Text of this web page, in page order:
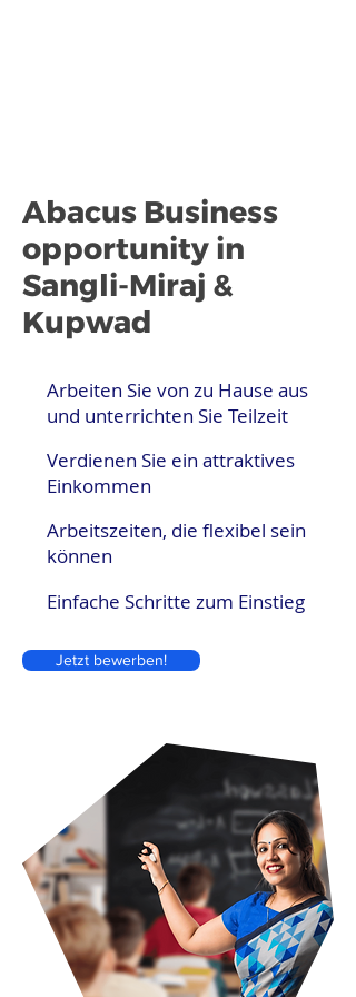
Abacus Business
opportunity in
Sangli-Miraj &
Kupwad
Arbeiten Sie von zu Hause aus
und unterrichten Sie Teilzeit
Verdienen Sie ein attraktives
Einkommen
Arbeitszeiten, die flexibel sein
können
Einfache Schritte zum Einstieg
Jetzt bewerben!